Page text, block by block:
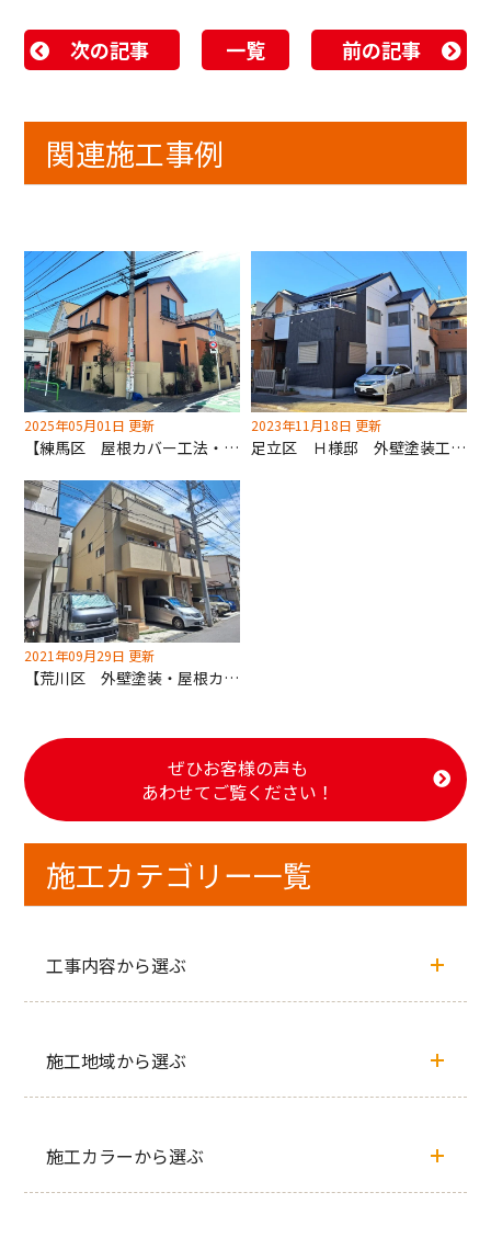
次の記事 一覧 前の記事
関連施工事例
2025年05月01日 更新
【練馬区 屋根カバー工法・外壁塗装工事】モルタル壁に艶無し塗料！素材・既存色を活かし施工しました！
2023年11月18日 更新
足立区 Ｈ様邸 外壁塗装工事・屋根カバー工法工事
2021年09月29日 更新
【荒川区 外壁塗装・屋根カバー工法】艶消し塗料でとても美しい外観に！
ぜひお客様の声も
あわせてご覧ください！
施工カテゴリー一覧
工事内容から選ぶ
施工地域から選ぶ
施工カラーから選ぶ